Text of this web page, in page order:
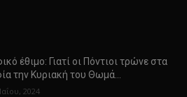
έθιμο: Γιατί οι Πόντιοι τρώνε στα
την Κυριακή του Θωμά…
2024